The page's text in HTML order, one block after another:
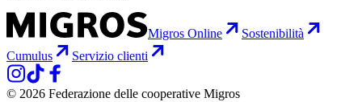
Migros Online
Sostenibilità
Cumulus
Servizio clienti
© 2026 Federazione delle cooperative Migros